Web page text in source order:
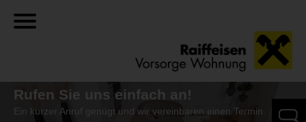
Rufen Sie uns einfach an!
Ein kurzer Anruf genügt und wir vereinbaren einen Termin.